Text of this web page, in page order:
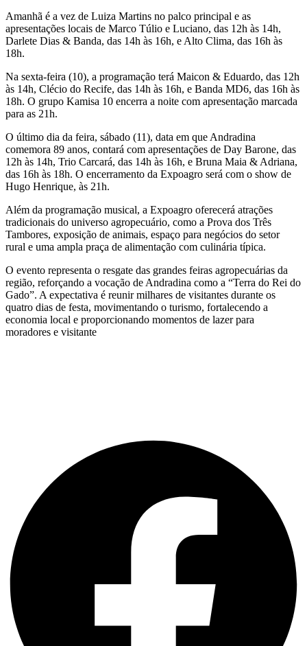
Amanhã é a vez de Luiza Martins no palco principal e as
apresentações locais de Marco Túlio e Luciano, das 12h às 14h,
Darlete Dias & Banda, das 14h às 16h, e Alto Clima, das 16h às
18h.
Na sexta-feira (10), a programação terá Maicon & Eduardo, das 12h
às 14h, Clécio do Recife, das 14h às 16h, e Banda MD6, das 16h às
18h. O grupo Kamisa 10 encerra a noite com apresentação marcada
para as 21h.
O último dia da feira, sábado (11), data em que Andradina
comemora 89 anos, contará com apresentações de Day Barone, das
12h às 14h, Trio Carcará, das 14h às 16h, e Bruna Maia & Adriana,
das 16h às 18h. O encerramento da Expoagro será com o show de
Hugo Henrique, às 21h.
Além da programação musical, a Expoagro oferecerá atrações
tradicionais do universo agropecuário, como a Prova dos Três
Tambores, exposição de animais, espaço para negócios do setor
rural e uma ampla praça de alimentação com culinária típica.
O evento representa o resgate das grandes feiras agropecuárias da
região, reforçando a vocação de Andradina como a “Terra do Rei do
Gado”. A expectativa é reunir milhares de visitantes durante os
quatro dias de festa, movimentando o turismo, fortalecendo a
economia local e proporcionando momentos de lazer para
moradores e visitante